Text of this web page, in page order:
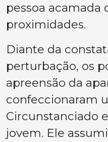
pessoa acamada
proximidades.
Diante da
perturbação, os
apreensão da
confeccionaram
Circunstanciado
jovem. Ele